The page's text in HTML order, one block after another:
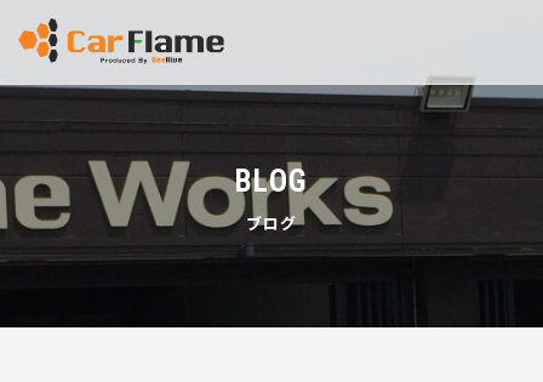
BLOG
ブログ